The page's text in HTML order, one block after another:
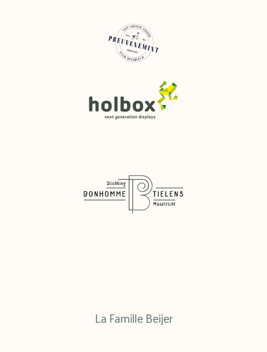
La Famille Beijer